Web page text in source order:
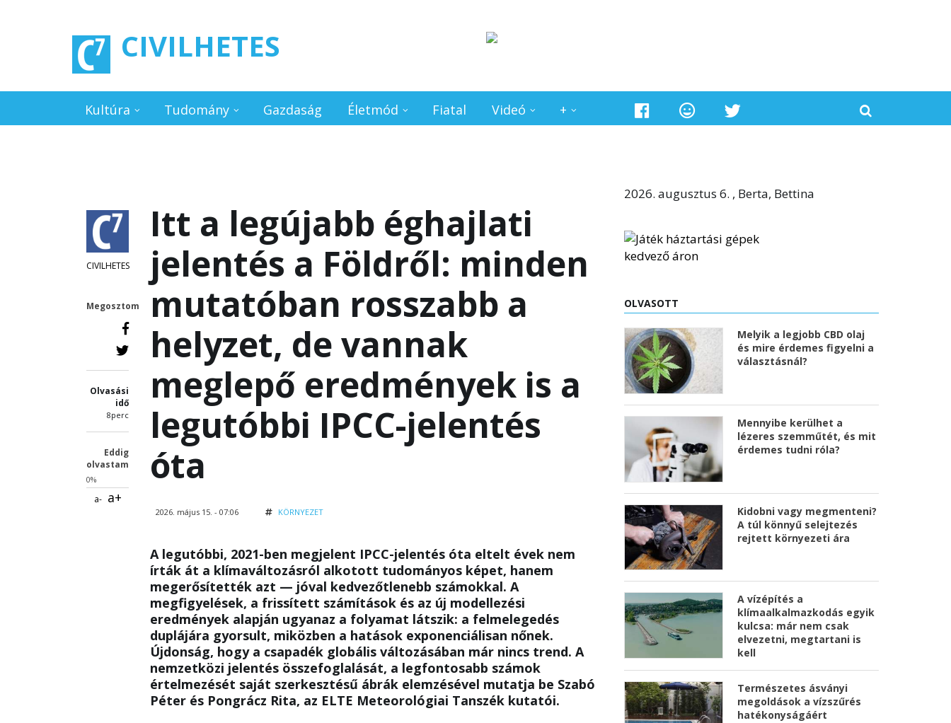
CIVILHETES
Kultúra Tudomány Gazdaság Életmód Fiatal Videó +
CIVILHETES
Megosztom
Olvasási
idő
8perc
Eddig
olvastam
0%
a- a+
Itt a legújabb éghajlati
jelentés a Földről: minden
mutatóban rosszabb a
helyzet, de vannak
meglepő eredmények is a
legutóbbi IPCC-jelentés
óta
2026. május 15. - 07:06 KÖRNYEZET
A legutóbbi, 2021-ben megjelent IPCC-jelentés óta eltelt évek nem
írták át a klímaváltozásról alkotott tudományos képet, hanem
megerősítették azt — jóval kedvezőtlenebb számokkal. A
megfigyelések, a frissített számítások és az új modellezési
eredmények alapján ugyanaz a folyamat látszik: a felmelegedés
duplájára gyorsult, miközben a hatások exponenciálisan nőnek.
Újdonság, hogy a csapadék globális változásában már nincs trend. A
nemzetközi jelentés összefoglalását, a legfontosabb számok
értelmezését saját szerkesztésű ábrák elemzésével mutatja be Szabó
Péter és Pongrácz Rita, az ELTE Meteorológiai Tanszék kutatói.
2026. augusztus 6. , Berta, Bettina
OLVASOTT
Melyik a legjobb CBD olaj
és mire érdemes figyelni a
választásnál?
Mennyibe kerülhet a
lézeres szemműtét, és mit
érdemes tudni róla?
Kidobni vagy megmenteni?
A túl könnyű selejtezés
rejtett környezeti ára
A vízépítés a
klímaalkalmazkodás egyik
kulcsa: már nem csak
elvezetni, megtartani is
kell
Természetes ásványi
megoldások a vízszűrés
hatékonyságáért